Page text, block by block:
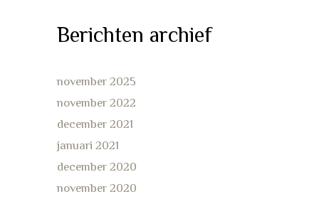
Berichten archief
november 2025
november 2022
december 2021
januari 2021
december 2020
november 2020